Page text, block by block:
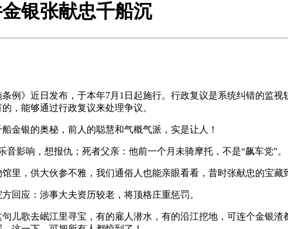
银张献忠千船沉
》近日发布，于本年7月1日起施行。行政复议是系统纠错的监视
，能够通过行政复议来处理争议。
银的奥秘，前人的聪慧和气概气派，实是让人！
响，想报仇；死者父亲：他前一个月未骑摩托，不是“飙车党”。
，供大伙参不雅，我们通俗人也能亲眼看看，昔时张献忠的宝藏
应：涉事大夫资历较老，将顶格庄重惩罚。
歌去岷江里寻宝，有的雇人潜水，有的沿江挖地，可连个金银渣